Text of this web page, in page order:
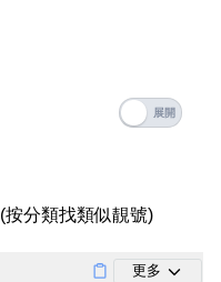
(按分類找類似靚號)
更多